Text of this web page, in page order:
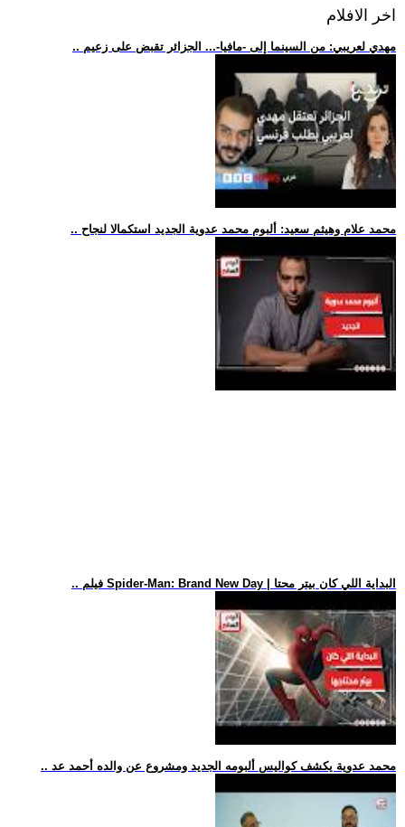
اخر الافلام
.. مهدي لعريبي: من السينما إلى -مافيا-... الجزائر تقبض على زعيم
.. محمد علام وهيثم سعيد: ألبوم محمد عدوية الجديد استكمالا لنجاح
.. فيلم Spider-Man: Brand New Day | البداية اللي كان بيتر محتا
.. محمد عدوية يكشف كواليس ألبومه الجديد ومشروع عن والده أحمد عد